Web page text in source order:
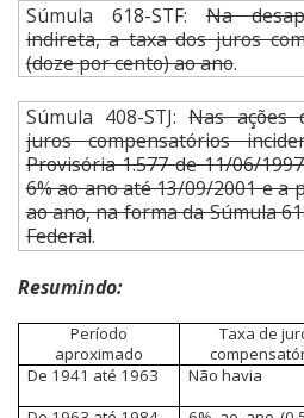
Súmula 618-STF: Na
indireta, a taxa dos juros
(doze por cento) ao ano.
Súmula 408-STJ:Nas ações
juros compensatórios
Provisória 1.577 de 11/06/
6% ao ano até 13/09/2001 e a
ao ano, na forma da Súmula
Federal.
Resumindo:
Período
aproximado
Taxa de
De 1941 até 1963
Não havia